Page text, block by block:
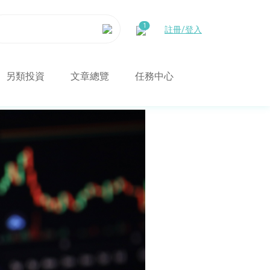
註冊/登入
另類投資 文章總覽 任務中心